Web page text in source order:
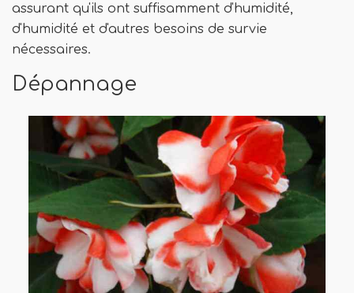
assurant qu'ils ont suffisamment d'humidité,
d'humidité et d'autres besoins de survie
nécessaires.
Dépannage